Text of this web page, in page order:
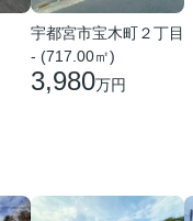
宇都宮市宝木町２丁目
- (717.00㎡)
3,980万円